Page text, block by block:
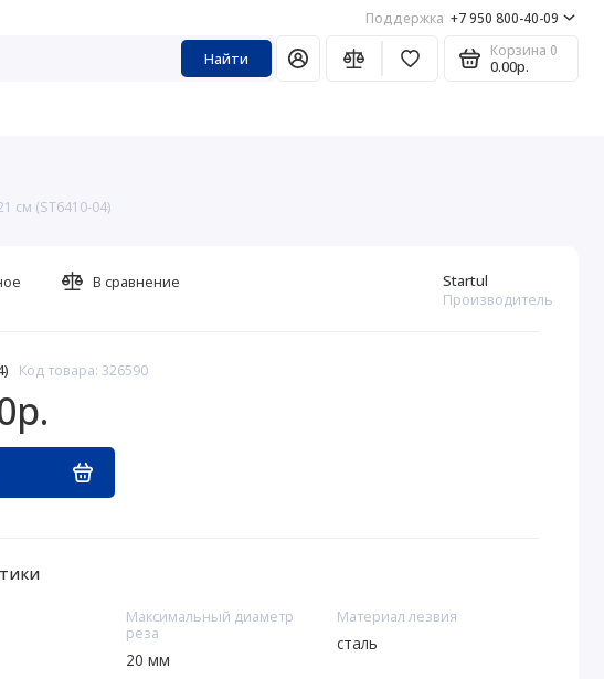
Поддержка +7 950 800-40-09
Найти Корзина 0
0.00р.
см (ST6410-04)
Код товара: 326590
Startul
Производитель
В сравнение
Максимальный диаметр
реза
20 мм
Материал лезвия
сталь